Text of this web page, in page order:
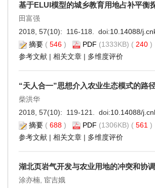
基于ELUI模型的城乡教育用地占补平衡
田富强
2018, 57(10): 116-118. doi:10.14088/
摘要 ( 546 ) PDF (1333KB) ( 240 )
参考文献 | 相关文章 | 多维度评价
“天人合一”思想介入农业生态模式的路
柴洪华
2018, 57(10): 119-121. doi:10.14088/
摘要 ( 688 ) PDF (1306KB) ( 561 )
参考文献 | 相关文章 | 多维度评价
湖北页岩气开发与农业用地的冲突和协
涂亦楠, 宦吉娥